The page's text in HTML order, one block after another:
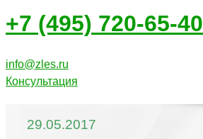
+7 (495) 720-65-40
info@zles.ru
Консультация
29.05.2017